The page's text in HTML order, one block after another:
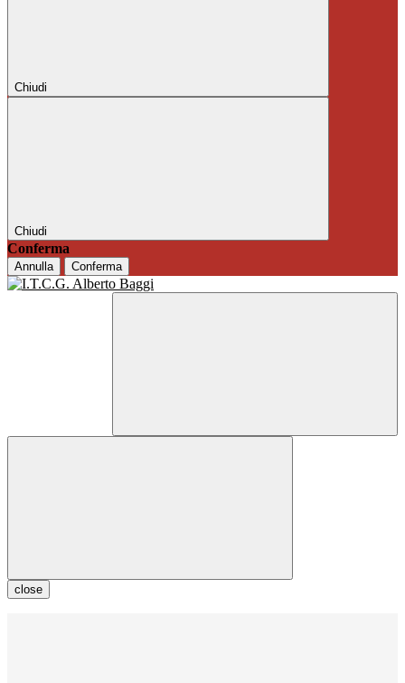
Chiudi
Chiudi
Conferma
Annulla Conferma
close